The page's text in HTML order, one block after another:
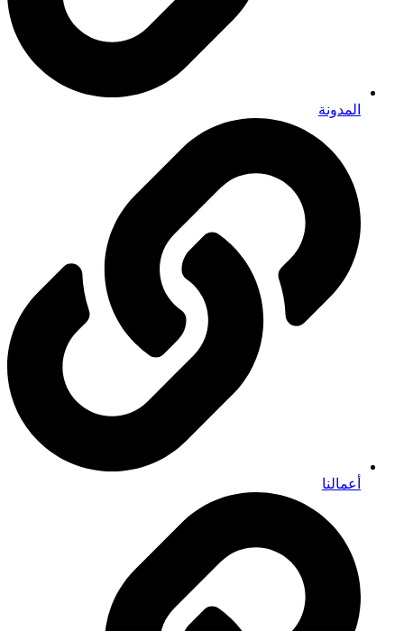
المدونة
أعمالنا